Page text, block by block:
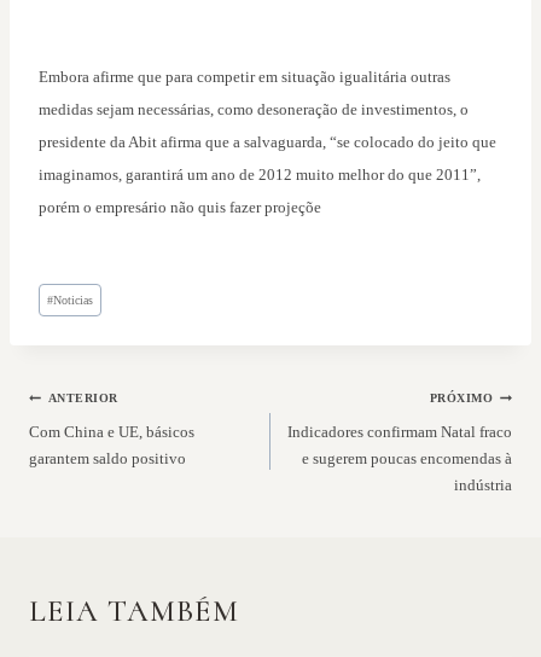
Embora afirme que para competir em situação igualitária outras
medidas sejam necessárias, como desoneração de investimentos, o
presidente da Abit afirma que a salvaguarda, “se colocado do jeito que
imaginamos, garantirá um ano de 2012 muito melhor do que 2011”,
porém o empresário não quis fazer projeçõe
Tags
do
#Noticias
NAVEGAÇÃO
DE
POST
ANTERIOR
Com China e UE, básicos
garantem saldo positivo
PRÓXIMO
Indicadores confirmam Natal fraco
e sugerem poucas encomendas à
indústria
LEIA TAMBÉM